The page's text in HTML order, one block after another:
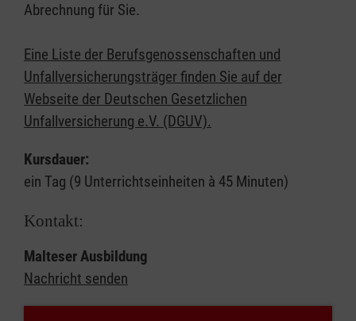
Abrechnung für Sie.
Eine Liste der Berufsgenossenschaften und
Unfallversicherungsträger finden Sie auf der
Webseite der Deutschen Gesetzlichen
Unfallversicherung e.V. (DGUV).
Kursdauer:
ein Tag (9 Unterrichtseinheiten à 45 Minuten)
Kontakt:
Malteser Ausbildung
Nachricht senden